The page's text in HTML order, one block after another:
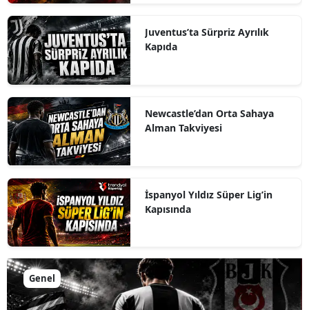
Juventus’ta Sürpriz Ayrılık
Kapıda
Newcastle’dan Orta Sahaya
Alman Takviyesi
İspanyol Yıldız Süper Lig’in
Kapısında
Genel